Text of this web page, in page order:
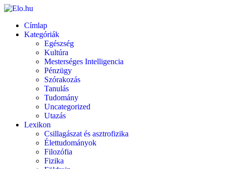
Címlap
Kategóriák
Egészség
Kultúra
Mesterséges Intelligencia
Pénzügy
Szórakozás
Tanulás
Tudomány
Uncategorized
Utazás
Lexikon
Csillagászat és asztrofizika
Élettudományok
Filozófia
Fizika